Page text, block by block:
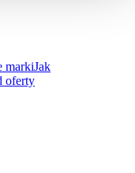
markiJak
oferty